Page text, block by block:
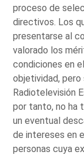
proceso de
directivos. Los
presentarse al
valorado los
condiciones en
objetividad,
Radiotelevisión
por tanto, no ha
un eventual
de intereses en
personas cuya